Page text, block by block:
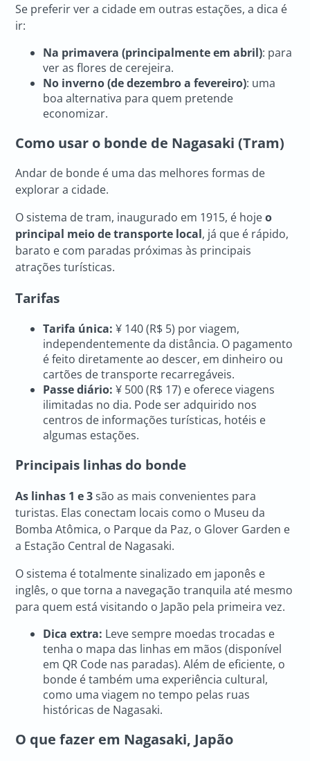
Se preferir ver a cidade em outras estações, a dica é
ir:
Na primavera (principalmente em abril): para
ver as flores de cerejeira.
No inverno (de dezembro a fevereiro): uma
boa alternativa para quem pretende
economizar.
Como usar o bonde de Nagasaki (Tram)
Andar de bonde é uma das melhores formas de
explorar a cidade.
O sistema de tram, inaugurado em 1915, é hojeo
principal meio de transporte local, já que é rápido,
barato e com paradas próximas às principais
atrações turísticas.
Tarifas
Tarifa única: ¥ 140 (R$ 5) por viagem,
independentemente da distância. O pagamento
é feito diretamente ao descer, em dinheiro ou
cartões de transporte recarregáveis.
Passe diário:¥ 500 (R$ 17) e oferece viagens
ilimitadas no dia. Pode ser adquirido nos
centros de informações turísticas, hotéis e
algumas estações.
Principais linhas do bonde
As linhas 1 e 3são as mais convenientes para
turistas. Elas conectam locais como o Museu da
Bomba Atômica, o Parque da Paz, o Glover Garden e
a Estação Central de Nagasaki.
O sistema é totalmente sinalizado em japonês e
inglês, o que torna a navegação tranquila até mesmo
para quem está visitando o Japão pela primeira vez.
Dica extra: Leve sempre moedas trocadas e
tenha o mapa das linhas em mãos (disponível
em QR Code nas paradas). Além de eficiente, o
bonde é também uma experiência cultural,
como uma viagem no tempo pelas ruas
históricas de Nagasaki.
O que fazer em Nagasaki, Japão